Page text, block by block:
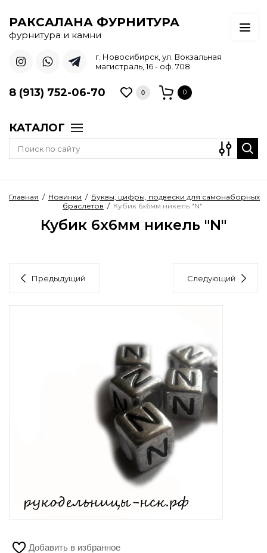
РАКСАЛАНА ФУРНИТУРА
фурнитура и камни
г. Новосибирск, ул. Вокзальная
магистраль, 16 - оф. 708
8 (913) 752-06-70 0 0
КАТАЛОГ
Главная / Новинки / Буквы, цифры, подвески для самонаборных
браслетов / Кубик 6х6мм никель "N"
Кубик 6х6мм никель "N"
Предыдущий Следующий
Добавить в избранное